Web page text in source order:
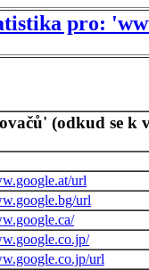
pro:
(odkud se k
url
url
url